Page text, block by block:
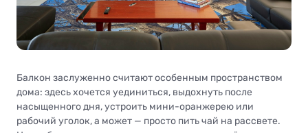
Балкон заслуженно считают особенным пространством
дома: здесь хочется уединиться, выдохнуть после
насыщенного дня, устроить мини-оранжерею или
рабочий уголок, а может — просто пить чай на рассвете.